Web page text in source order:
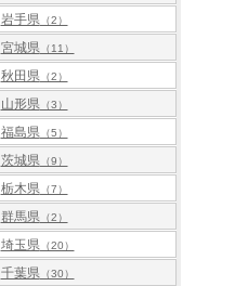
岩手県 （2）
宮城県 （11）
秋田県 （2）
山形県 （3）
福島県 （5）
茨城県 （9）
栃木県 （7）
群馬県 （2）
埼玉県 （20）
千葉県 （30）